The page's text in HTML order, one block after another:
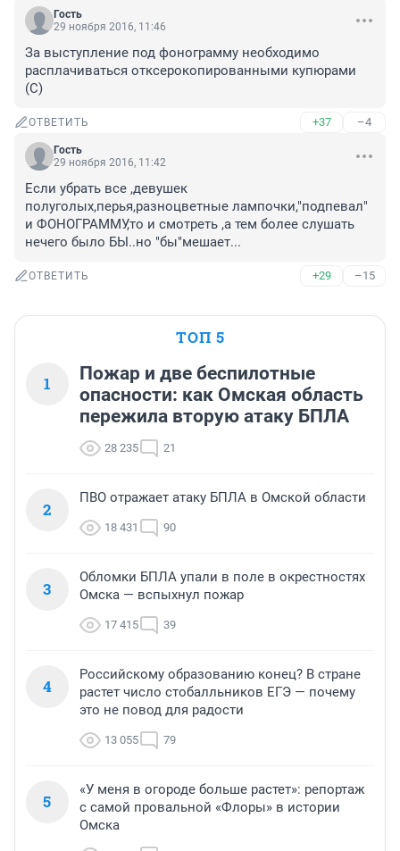
Гость
29 ноября 2016, 11:46
За выступление под фонограмму необходимо
расплачиваться отксерокопированными купюрами
(С)
ОТВЕТИТЬ +37 –4
Гость
29 ноября 2016, 11:42
Если убрать все ,девушек
полуголых,перья,разноцветные лампочки,"подпевал"
и ФОНОГРАММУ,то и смотреть ,а тем более слушать
нечего было БЫ..но "бы"мешает...
ОТВЕТИТЬ +29 –15
ТОП 5
1
Пожар и две беспилотные
опасности: как Омская область
пережила вторую атаку БПЛА
28 235 21
2
ПВО отражает атаку БПЛА в Омской области
18 431 90
3
Обломки БПЛА упали в поле в окрестностях
Омска — вспыхнул пожар
17 415 39
4
Российскому образованию конец? В стране
растет число стобалльников ЕГЭ — почему
это не повод для радости
13 055 79
5
«У меня в огороде больше растет»: репортаж
с самой провальной «Флоры» в истории
Омска